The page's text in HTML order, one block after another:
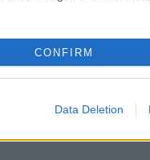
functionality and
CONFIRM
Data Deletion
τοξικό
ακόμα την
- Το μήνυμα